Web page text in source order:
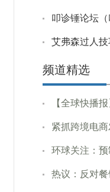
叩诊锤论坛
艾弗森过人技
频道精选
【全球快播
紧抓跨境电
环球关注：预
热议：反对